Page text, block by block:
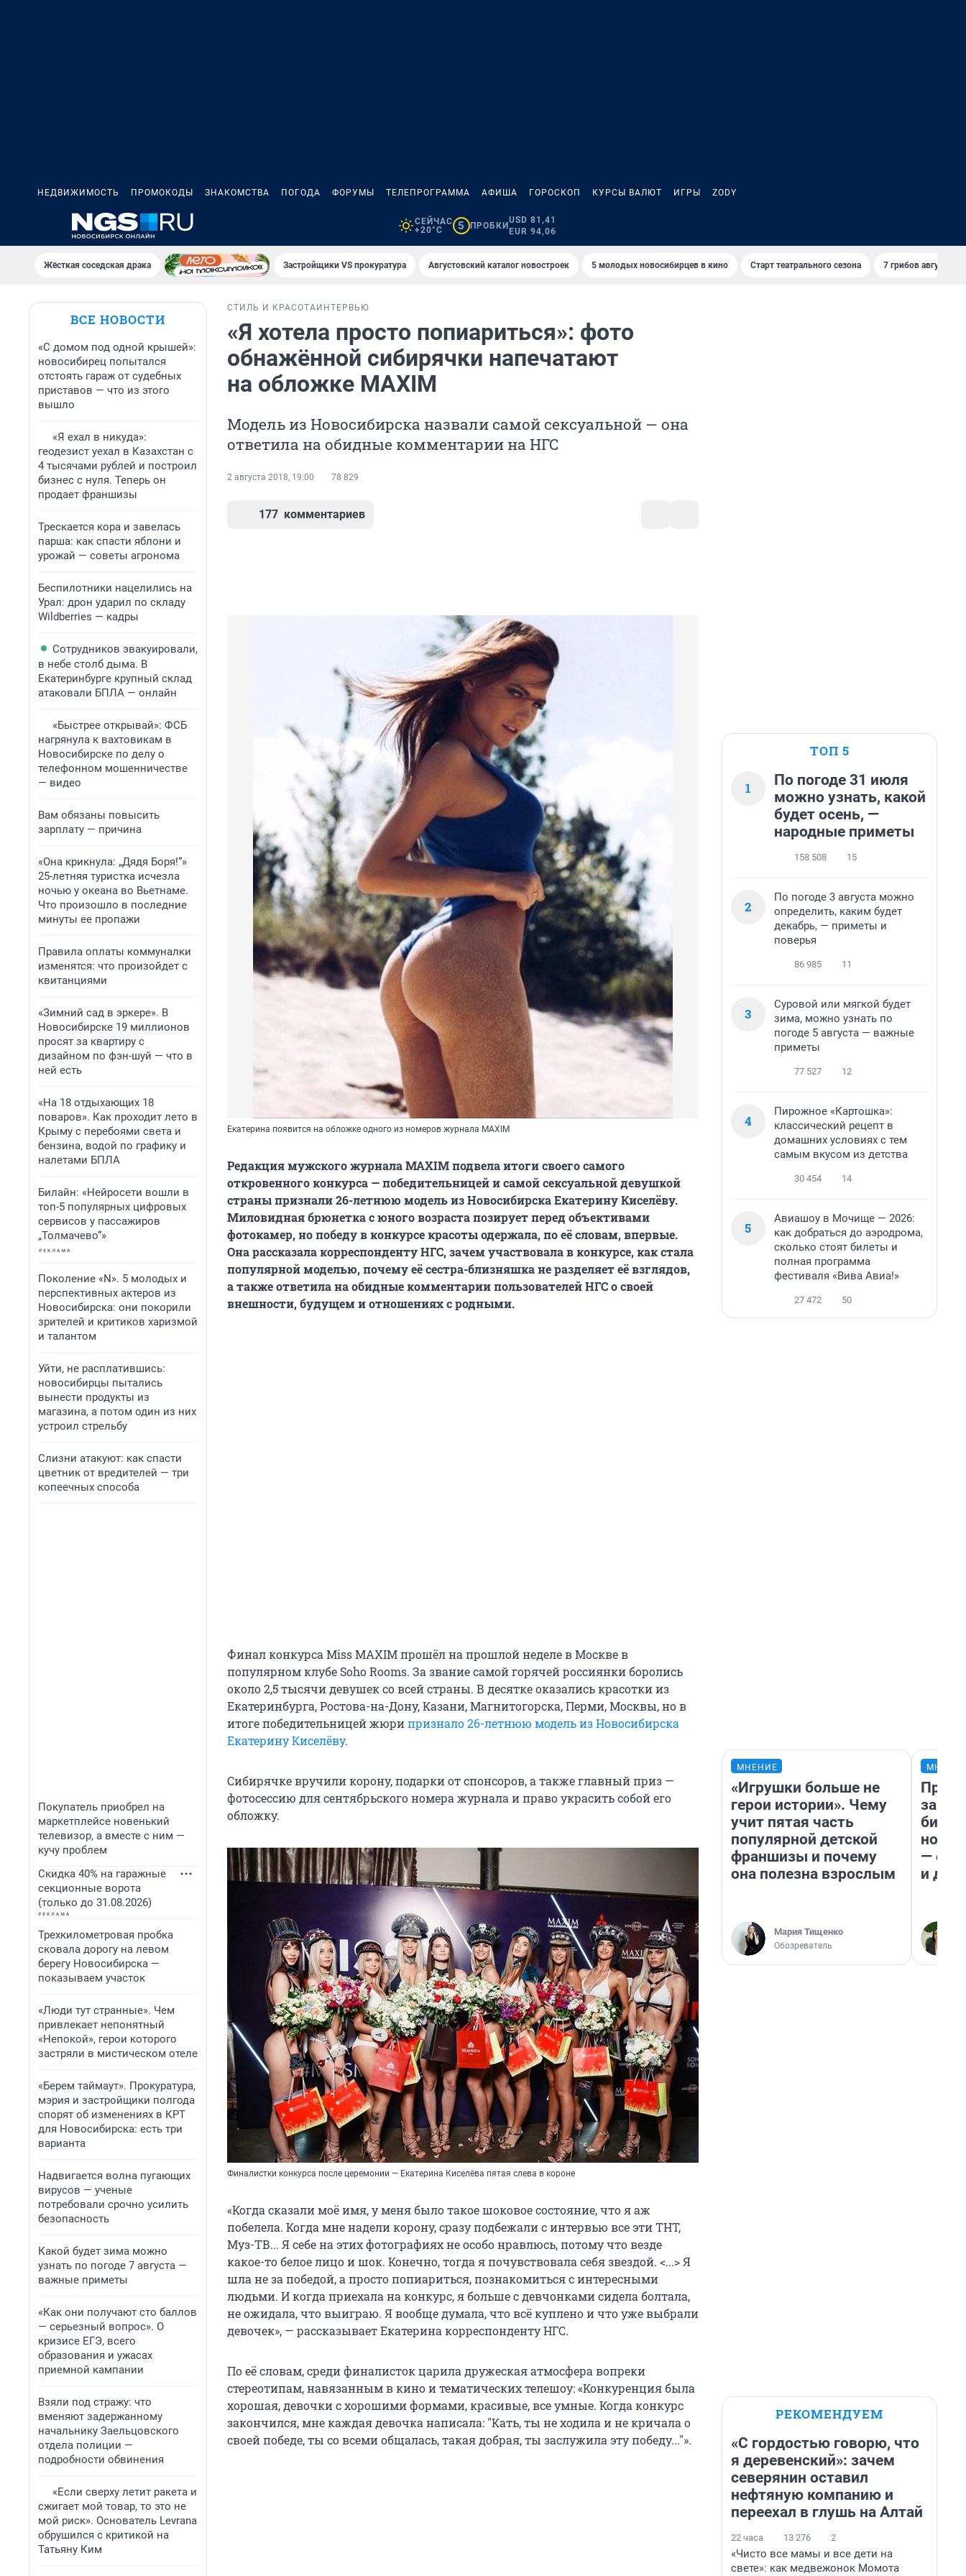
НЕДВИЖИМОСТЬ ПРОМОКОДЫ ЗНАКОМСТВА ПОГОДА ФОРУМЫ ТЕЛЕПРОГРАММА АФИША ГОРОСКОП КУРСЫ ВАЛЮТ ИГРЫ ZODY
СЕЙЧАС
+20°C
5 ПРОБКИ
USD 81,41
EUR 94,06
Жёсткая соседская драка Застройщики VS прокуратура Августовский каталог новостроек 5 молодых новосибирцев в кино Старт театрального сезона 7 грибов августа
ВСЕ НОВОСТИ
«С домом под одной крышей»:
новосибирец попытался
отстоять гараж от судебных
приставов — что из этого
вышло
«Я ехал в никуда»:
геодезист уехал в Казахстан с
4 тысячами рублей и построил
бизнес с нуля. Теперь он
продает франшизы
Трескается кора и завелась
парша: как спасти яблони и
урожай — советы агронома
Беспилотники нацелились на
Урал: дрон ударил по складу
Wildberries — кадры
Сотрудников эвакуировали,
в небе столб дыма. В
Екатеринбурге крупный склад
атаковали БПЛА — онлайн
«Быстрее открывай»: ФСБ
нагрянула к вахтовикам в
Новосибирске по делу о
телефонном мошенничестве
— видео
Вам обязаны повысить
зарплату — причина
«Она крикнула: „Дядя Боря!“»
25-летняя туристка исчезла
ночью у океана во Вьетнаме.
Что произошло в последние
минуты ее пропажи
Правила оплаты коммуналки
изменятся: что произойдет с
квитанциями
«Зимний сад в эркере». В
Новосибирске 19 миллионов
просят за квартиру с
дизайном по фэн-шуй — что в
ней есть
«На 18 отдыхающих 18
поваров». Как проходит лето в
Крыму с перебоями света и
бензина, водой по графику и
налетами БПЛА
Билайн: «Нейросети вошли в
топ-5 популярных цифровых
сервисов у пассажиров
„Толмачево“»
Поколение «N». 5 молодых и
перспективных актеров из
Новосибирска: они покорили
зрителей и критиков харизмой
и талантом
Уйти, не расплатившись:
новосибирцы пытались
вынести продукты из
магазина, а потом один из них
устроил стрельбу
Слизни атакуют: как спасти
цветник от вредителей — три
копеечных способа
Покупатель приобрел на
маркетплейсе новенький
телевизор, а вместе с ним —
кучу проблем
Скидка 40% на гаражные
секционные ворота
(только до 31.08.2026)
Трехкилометровая пробка
сковала дорогу на левом
берегу Новосибирска —
показываем участок
«Люди тут странные». Чем
привлекает непонятный
«Непокой», герои которого
застряли в мистическом отеле
«Берем таймаут». Прокуратура,
мэрия и застройщики полгода
спорят об изменениях в КРТ
для Новосибирска: есть три
варианта
Надвигается волна пугающих
вирусов — ученые
потребовали срочно усилить
безопасность
Какой будет зима можно
узнать по погоде 7 августа —
важные приметы
«Как они получают сто баллов
— серьезный вопрос». О
кризисе ЕГЭ, всего
образования и ужасах
приемной кампании
Взяли под стражу: что
вменяют задержанному
начальнику Заельцовского
отдела полиции —
подробности обвинения
«Если сверху летит ракета и
сжигает мой товар, то это не
мой риск». Основатель Levrana
обрушился с критикой на
Татьяну Ким
СТИЛЬ И КРАСОТА ИНТЕРВЬЮ
«Я хотела просто попиариться»: фото
обнажённой сибирячки напечатают
на обложке MAXIM
Модель из Новосибирска назвали самой сексуальной — она
ответила на обидные комментарии на НГС
2 августа 2018, 19:00 78 829
177 комментариев
Екатерина появится на обложке одного из номеров журнала MAXIM
Редакция мужского журнала MAXIM подвела итоги своего самого
откровенного конкурса — победительницей и самой сексуальной девушкой
страны признали 26-летнюю модель из Новосибирска Екатерину Киселёву.
Миловидная брюнетка с юного возраста позирует перед объективами
фотокамер, но победу в конкурсе красоты одержала, по её словам, впервые.
Она рассказала корреспонденту НГС, зачем участвовала в конкурсе, как стала
популярной моделью, почему её сестра-близняшка не разделяет её взглядов,
а также ответила на обидные комментарии пользователей НГС о своей
внешности, будущем и отношениях с родными.
Финал конкурса Miss MAXIM прошёл на прошлой неделе в Москве в
популярном клубе Soho Rooms. За звание самой горячей россиянки боролись
около 2,5 тысячи девушек со всей страны. В десятке оказались красотки из
Екатеринбурга, Ростова-на-Дону, Казани, Магнитогорска, Перми, Москвы, но в
итоге победительницей жюрипризнало 26-летнюю модель из Новосибирска
Екатерину Киселёву.
Сибирячке вручили корону, подарки от спонсоров, а также главный приз —
фотосессию для сентябрьского номера журнала и право украсить собой его
обложку.
Финалистки конкурса после церемонии — Екатерина Киселёва пятая слева в короне
«Когда сказали моё имя, у меня было такое шоковое состояние, что я аж
побелела. Когда мне надели корону, сразу подбежали с интервью все эти ТНТ,
Муз-ТВ... Я себе на этих фотографиях не особо нравлюсь, потому что везде
какое-то белое лицо и шок. Конечно, тогда я почувствовала себя звездой. <...> Я
шла не за победой, а просто попиариться, познакомиться с интересными
людьми. И когда приехала на конкурс, я больше с девчонками сидела болтала,
не ожидала, что выиграю. Я вообще думала, что всё куплено и что уже выбрали
девочек», — рассказывает Екатерина корреспонденту НГС.
По её словам, среди финалисток царила дружеская атмосфера вопреки
стереотипам, навязанным в кино и тематических телешоу: «Конкуренция была
хорошая, девочки с хорошими формами, красивые, все умные. Когда конкурс
закончился, мне каждая девочка написала: "Кать, ты не ходила и не кричала о
своей победе, ты со всеми общалась, такая добрая, ты заслужила эту победу..."».
ТОП 5
1
По погоде 31 июля
можно узнать, какой
будет осень, —
народные приметы
158 508 15
2
По погоде 3 августа можно
определить, каким будет
декабрь, — приметы и
поверья
86 985 11
3
Суровой или мягкой будет
зима, можно узнать по
погоде 5 августа — важные
приметы
77 527 12
4
Пирожное «Картошка»:
классический рецепт в
домашних условиях с тем
самым вкусом из детства
30 454 14
5
Авиашоу в Мочище — 2026:
как добраться до аэродрома,
сколько стоят билеты и
полная программа
фестиваля «Вива Авиа!»
27 472 50
МНЕНИЕ
«Игрушки больше не
герои истории». Чему
учит пятая часть
популярной детской
франшизы и почему
она полезна взрослым
Мария Тищенко
Обозреватель
— он
и
РЕКОМЕНДУЕМ
«С гордостью говорю, что
я деревенский»: зачем
северянин оставил
нефтяную компанию и
переехал в глушь на Алтай
22 часа 13 276 2
«Чисто все мамы и все дети на
свете»: как медвежонок Момота